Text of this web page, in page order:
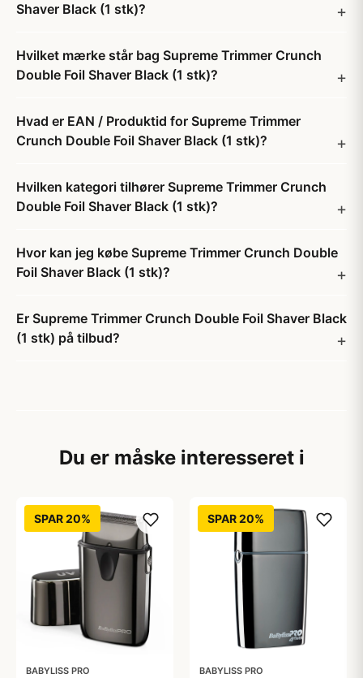
Shaver Black (1 stk)?
Hvilket mærke står bag Supreme Trimmer Crunch
Double Foil Shaver Black (1 stk)?
Hvad er EAN / Produktid for Supreme Trimmer
Crunch Double Foil Shaver Black (1 stk)?
Hvilken kategori tilhører Supreme Trimmer Crunch
Double Foil Shaver Black (1 stk)?
Hvor kan jeg købe Supreme Trimmer Crunch Double
Foil Shaver Black (1 stk)?
Er Supreme Trimmer Crunch Double Foil Shaver Black
(1 stk) på tilbud?
Du er måske interesseret i
SPAR 20%
BABYLISS PRO
SPAR 20%
BABYLISS PRO